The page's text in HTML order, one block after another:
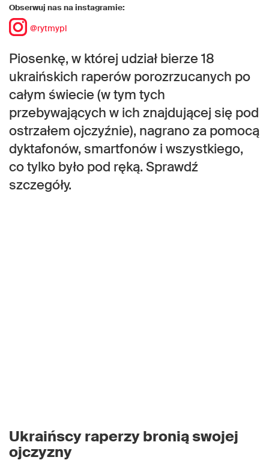
Obserwuj nas na instagramie:
@rytmypl
Piosenkę, w której udział bierze 18
ukraińskich raperów porozrzucanych po
całym świecie (w tym tych
przebywających w ich znajdującej się pod
ostrzałem ojczyźnie), nagrano za pomocą
dyktafonów, smartfonów i wszystkiego,
co tylko było pod ręką. Sprawdź
szczegóły.
Ukraińscy raperzy bronią swojej
ojczyzny